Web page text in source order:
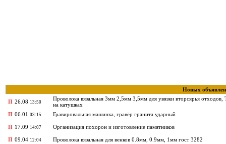
Новых
П 26.08 13:50
Проволока вязальная 3мм 2,5мм 3,5мм для увязки вторсярья отходов,
на катушках
П 06.01 03:15 Гравировальная машинка, гравёр гранита ударный
П 17.09 14:07 Организация похорон и изготовление памятников
П 09.04 12:04 Проволока вязальная для венков 0.8мм, 0.9мм, 1мм гост 3282